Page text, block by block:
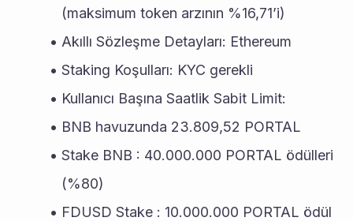
(maksimum token arzının %16,71’i)
Akıllı Sözleşme Detayları: Ethereum
Staking Koşulları: KYC gerekli
Kullanıcı Başına Saatlik Sabit Limit:
BNB havuzunda 23.809,52 PORTAL
Stake BNB : 40.000.000 PORTAL ödülleri
(%80)
FDUSD Stake : 10.000.000 PORTAL ödül